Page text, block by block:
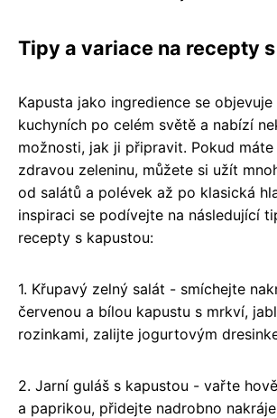
Tipy a variace na recepty
Kapusta jako ingredience se objevuje
kuchyních po celém světě a nabízí
možnosti, jak ji připravit. Pokud
zdravou zeleninu, můžete si užít
od salátů a polévek až po klasická
inspiraci se podívejte na následující
recepty s kapustou:
1. Křupavý zelný salát - smíchejte
červenou a bílou kapustu s mrkví,
rozinkami, zalijte jogurtovým
2. Jarní guláš s kapustou - vařte
a paprikou, přidejte nadrobno